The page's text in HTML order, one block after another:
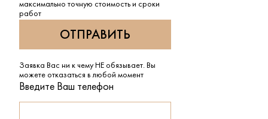
максимально точную стоимость и сроки
работ
Заявка Вас ни к чему НЕ обязывает. Вы
можете отказаться в любой момент
Введите Ваш телефон